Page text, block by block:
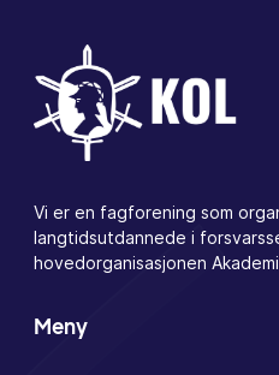
Vi er en fagforening som
langtidsutdannede i
hovedorganisasjonen
Meny